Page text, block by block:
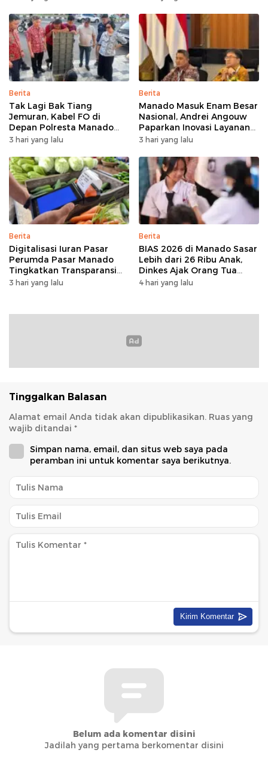
Berita
Tak Lagi Bak Tiang
Jemuran, Kabel FO di
Depan Polresta Manado
Ditata
3 hari yang lalu
Berita
Manado Masuk Enam Besar
Nasional, Andrei Angouw
Paparkan Inovasi Layanan
Investasi di Hadapan Tim
3 hari yang lalu
Berita
Digitalisasi Iuran Pasar
Perumda Pasar Manado
Tingkatkan Transparansi
dan Tata Kelola Keuangan
3 hari yang lalu
Berita
BIAS 2026 di Manado Sasar
Lebih dari 26 Ribu Anak,
Dinkes Ajak Orang Tua
Dukung Imunisasi
4 hari yang lalu
Tinggalkan Balasan
Alamat email Anda tidak akan dipublikasikan. Ruas yang
wajib ditandai *
Simpan nama, email, dan situs web saya pada
peramban ini untuk komentar saya berikutnya.
Belum ada komentar disini
Jadilah yang pertama berkomentar disini